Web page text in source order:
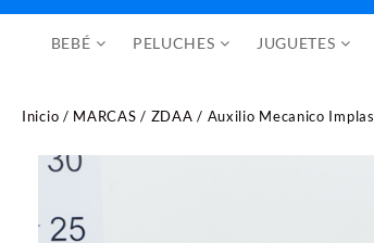
BEBÉ PELUCHES JUGUETES
Inicio / MARCAS / ZDAA / Auxilio Mecanico Implas